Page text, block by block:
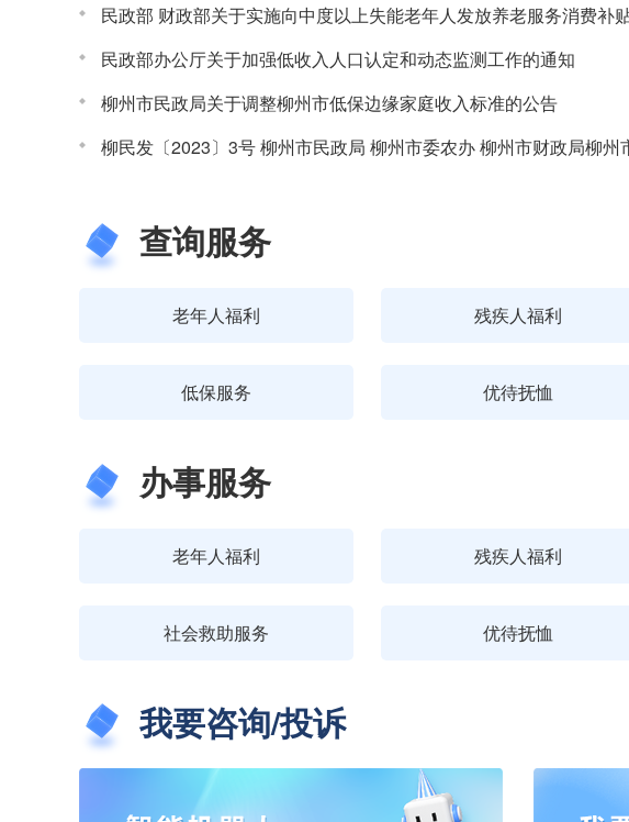
民政部 财政部关于实施向中度以上失能老年人发放养老服务消费补
民政部办公厅关于加强低收入人口认定和动态监测工作的通知
柳州市民政局关于调整柳州市低保边缘家庭收入标准的公告
查询服务
老年人福利 残疾人福利
低保服务 优待抚恤
办事服务
老年人福利 残疾人福利
社会救助服务 优待抚恤
我要咨询/投诉